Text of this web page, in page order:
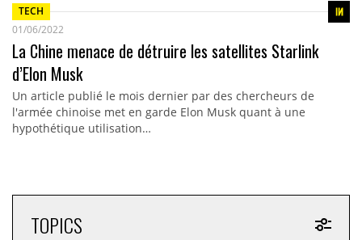
TECH
01/06/2022
La Chine menace de détruire les satellites Starlink
d’Elon Musk
Un article publié le mois dernier par des chercheurs de
l'armée chinoise met en garde Elon Musk quant à une
hypothétique utilisation…
TOPICS